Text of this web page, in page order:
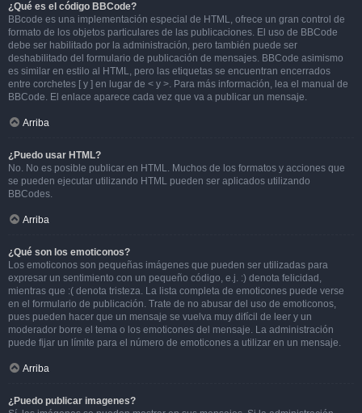
¿Qué es el código BBCode?
BBcode es una implementación especial de HTML, ofrece un gran control de
formato de los objetos particulares de las publicaciones. El uso de BBCode
debe ser habilitado por la administración, pero también puede ser
deshabilitado del formulario de publicación de mensajes. BBCode asimismo
es similar en estilo al HTML, pero las etiquetas se encuentran encerrados
entre corchetes [ y ] en lugar de < y >. Para más información, lea el manual de
BBCode. El enlace aparece cada vez que va a publicar un mensaje.
Arriba
¿Puedo usar HTML?
No. No es posible publicar en HTML. Muchos de los formatos y acciones que
se pueden ejecutar utilizando HTML pueden ser aplicados utilizando
BBCodes.
Arriba
¿Qué son los emoticonos?
Los emoticonos son pequeñas imágenes que pueden ser utilizadas para
expresar un sentimiento con un pequeño código, e.j. :) denota felicidad,
mientras que :( denota tristeza. La lista completa de emoticones puede verse
en el formulario de publicación. Trate de no abusar del uso de emoticonos,
pues pueden hacer que un mensaje se vuelva muy difícil de leer y un
moderador borre el tema o los emoticones del mensaje. La administración
puede fijar un límite para el número de emoticones a utilizar en un mensaje.
Arriba
¿Puedo publicar imagenes?